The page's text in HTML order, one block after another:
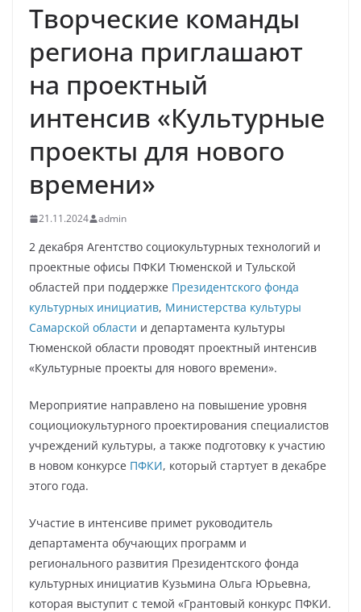
Творческие команды
региона приглашают
на проектный
интенсив «Культурные
проекты для нового
времени»
21.11.2024 admin
2 декабря Агентство социокультурных технологий и
проектные офисы ПФКИ Тюменской и Тульской
областей при поддержке Президентского фонда
культурных инициатив, Министерства культуры
Самарской области и департамента культуры
Тюменской области проводят проектный интенсив
«Культурные проекты для нового времени».
Мероприятие направлено на повышение уровня
социоциокультурного проектирования специалистов
учреждений культуры, а также подготовку к участию
в новом конкурсе ПФКИ, который стартует в декабре
этого года.
Участие в интенсиве примет руководитель
департамента обучающих программ и
регионального развития Президентского фонда
культурных инициатив Кузьмина Ольга Юрьевна,
которая выступит с темой «Грантовый конкурс ПФКИ.